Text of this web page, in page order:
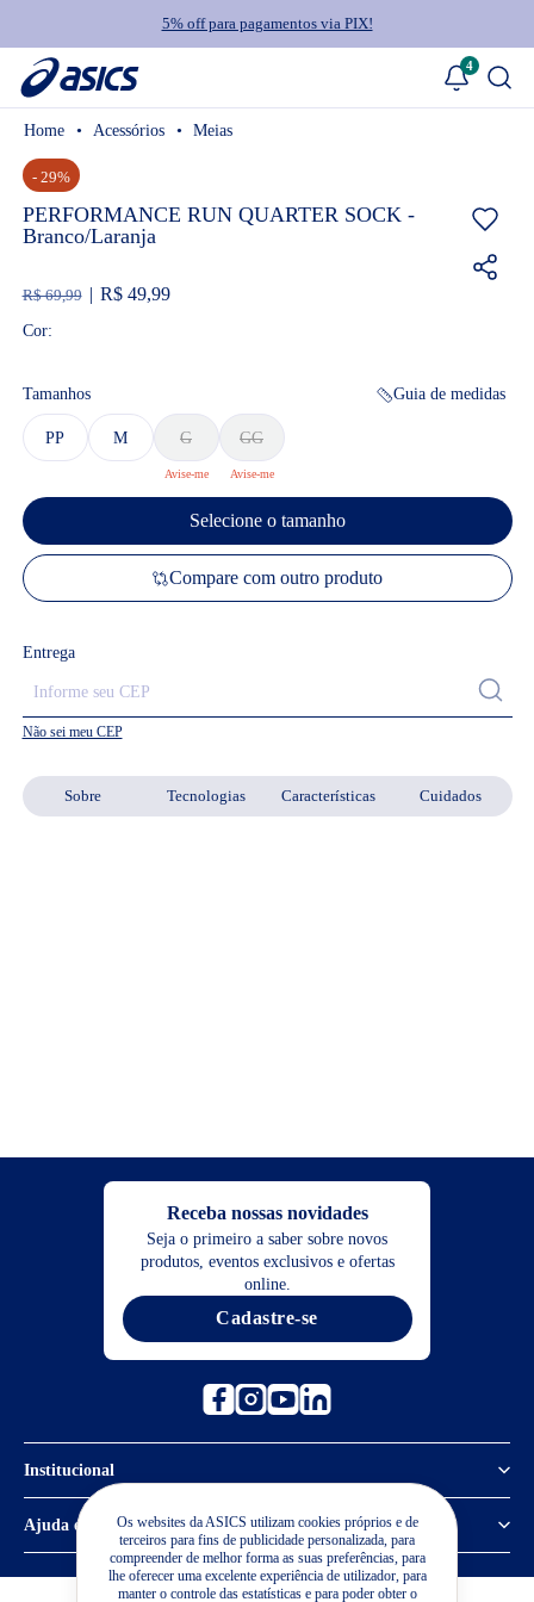
5% off para pagamentos via PIX!
4
Os websites da ASICS utilizam cookies próprios e de
terceiros para fins de publicidade personalizada, para
compreender de melhor forma as suas preferências, para
lhe oferecer uma excelente experiência de utilizador, para
manter o controle das estatísticas e para poder obter o
Sobre Tecnologias Características Cuidados
Acessórios Meias
- 29%
PERFORMANCE RUN QUARTER SOCK -
Branco/Laranja
R$ 69,99 R$ 49,99
Cor:
Tamanhos Guia de medidas
PP M G GG
Selecione o tamanho
Compare com outro produto
Entrega
Não sei meu CEP
Receba nossas novidades
Seja o primeiro a saber sobre novos
produtos, eventos exclusivos e ofertas
online.
Cadastre-se
Institucional
Política de Privacidade
Sobre a ASICS
Ajuda e suporte
Central de Relacionamento